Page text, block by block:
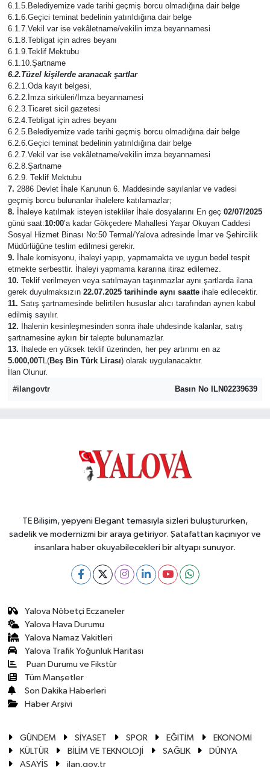
6.1.5.Belediyemize vade tarihi geçmiş borcu olmadığına dair belge
6.1.6.Geçici teminat bedelinin yatırıldığına dair belge
6.1.7.Vekil var ise vekâletname/vekilin imza beyannamesi
6.1.8.Tebligat için adres beyanı
6.1.9.Teklif Mektubu
6.1.10.Şartname
6.2.Tüzel kişilerde aranacak şartlar
6.2.1.Oda kayıt belgesi,
6.2.2.İmza sirküleri/İmza beyannamesi
6.2.3.Ticaret sicil gazetesi
6.2.4.Tebligat için adres beyanı
6.2.5.Belediyemize vade tarihi geçmiş borcu olmadığına dair belge
6.2.6.Geçici teminat bedelinin yatırıldığına dair belge
6.2.7.Vekil var ise vekâletname/vekilin imza beyannamesi
6.2.8.Şartname
6.2.9. Teklif Mektubu
7. 2886 Devlet İhale Kanunun 6. Maddesinde sayılanlar ve vadesi
geçmiş borcu bulunanlar ihalelere katılamazlar;
8.
İhaleye katılmak isteyen istekliler İhale dosyalarını En geç 02/07/2025
günü saat:10:00’a kadar Gökçedere Mahallesi Yaşar Okuyan Caddesi
Sosyal Hizmet Binası No:50 Termal/Yalova adresinde İmar ve Şehircilik
Müdürlüğüne teslim edilmesi gerekir.
9.
İhale komisyonu, ihaleyi yapıp, yapmamakta ve uygun bedel tespit
etmekte serbesttir. İhaleyi yapmama kararına itiraz edilemez.
10. Teklif verilmeyen veya satılmayan taşınmazlar aynı şartlarda ilana
gerek duyulmaksızın 22.07.2025 tarihinde aynı saatteihale edilecektir.
11. Satış şartnamesinde belirtilen hususlar alıcı tarafından aynen kabul
edilmiş sayılır.
12.
İhalenin kesinleşmesinden sonra ihale uhdesinde kalanlar, satış
şartnamesine aykırı bir talepte bulunamazlar.
13.
İhalede en yüksek teklif üzerinden, her pey artırımı en az
5.000,00TL(Beş Bin Türk Lirası) olarak uygulanacaktır.
İlan Olunur.
#ilangovtr
Basın No ILN02239639
TE Bilişim, yepyeni Elegant temasıyla sizleri buluştururken,
sadelik ve modernizmi bir araya getiriyor. Şatafattan kaçınıyor ve
insanlara haber okuyabilecekleri bir altyapı sunuyor.
Yalova Nöbetçi Eczaneler
Yalova Hava Durumu
Yalova Namaz Vakitleri
Yalova Trafik Yoğunluk Haritası
Puan Durumu ve Fikstür
Tüm Manşetler
Son Dakika Haberleri
Haber Arşivi
GÜNDEM SİYASET SPOR EĞİTİM
EKONOMİ
KÜLTÜR
BİLİM VE TEKNOLOJİ SAĞLIK
DÜNYA
ASAYİŞ
ilan.gov.tr